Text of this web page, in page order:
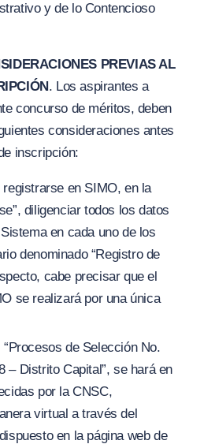
y de lo Contencioso
PREVIAS AL
. Los aspirantes a
concurso de méritos, deben
consideraciones antes
inscripción:
registrarse en SIMO, en la
diligenciar todos los datos
en cada uno de los
denominado “Registro de
cabe precisar que el
se realizará por una única
de Selección No.
– Distrito Capital”, se hará en
por la CNSC,
virtual a través del
en la página web de